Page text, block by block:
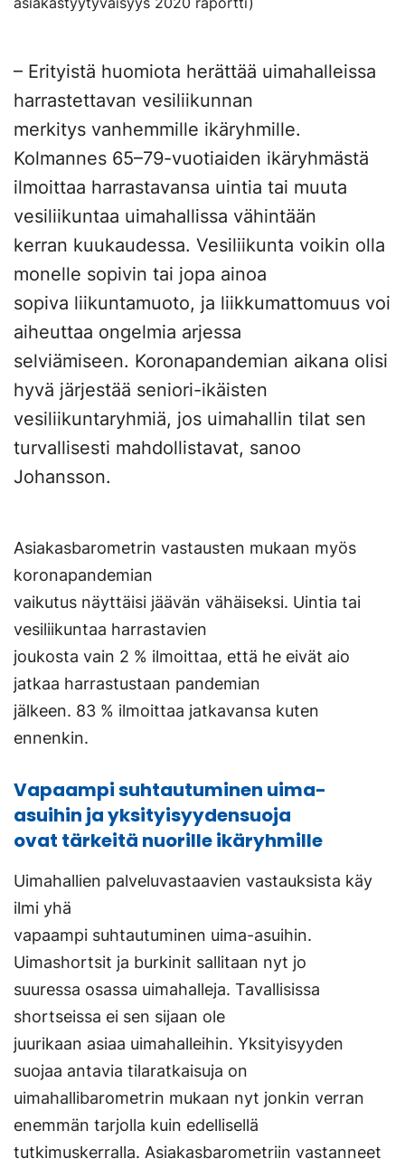
– Erityistä huomiota herättää uimahalleissa
harrastettavan vesiliikunnan
merkitys vanhemmille ikäryhmille.
Kolmannes 65–79-vuotiaiden ikäryhmästä
ilmoittaa harrastavansa uintia tai muuta
vesiliikuntaa uimahallissa vähintään
kerran kuukaudessa. Vesiliikunta voikin olla
monelle sopivin tai jopa ainoa
sopiva liikuntamuoto, ja liikkumattomuus voi
aiheuttaa ongelmia arjessa
selviämiseen. Koronapandemian aikana olisi
hyvä järjestää seniori-ikäisten
vesiliikuntaryhmiä, jos uimahallin tilat sen
turvallisesti mahdollistavat, sanoo
Johansson.
Asiakasbarometrin vastausten mukaan myös
koronapandemian
vaikutus näyttäisi jäävän vähäiseksi. Uintia tai
vesiliikuntaa harrastavien
joukosta vain 2 % ilmoittaa, että he eivät aio
jatkaa harrastustaan pandemian
jälkeen. 83 % ilmoittaa jatkavansa kuten
ennenkin.
Vapaampi suhtautuminen uima-
asuihin ja yksityisyydensuoja
ovat tärkeitä nuorille ikäryhmille
Uimahallien palveluvastaavien vastauksista käy
ilmi yhä
vapaampi suhtautuminen uima-asuihin.
Uimashortsit ja burkinit sallitaan nyt jo
suuressa osassa uimahalleja. Tavallisissa
shortseissa ei sen sijaan ole
juurikaan asiaa uimahalleihin. Yksityisyyden
suojaa antavia tilaratkaisuja on
uimahallibarometrin mukaan nyt jonkin verran
enemmän tarjolla kuin edellisellä
tutkimuskerralla. Asiakasbarometriin vastanneet